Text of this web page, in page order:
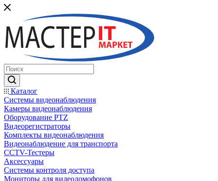
Каталог
Системы видеонаблюдения
Камеры видеонаблюдения
Оборудование PTZ
Видеорегистраторы
Комплекты видеонаблюдения
Видеонаблюдение для транспорта
CCTV-Тестеры
Аксессуары
Системы контроля доступа
Мониторы для видеодомофонов